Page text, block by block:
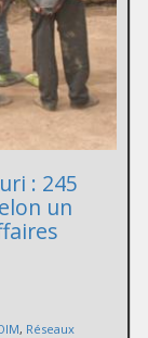
: 245
un
, Réseaux